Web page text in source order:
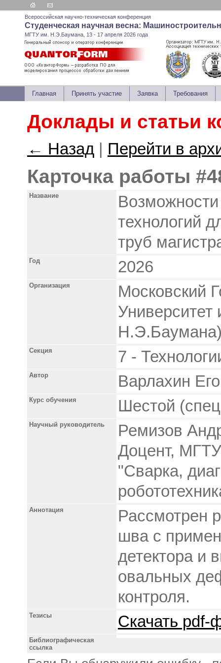
Всероссийская научно-техническая конференция
Студенческая научная весна:
МГТУ им. Н.Э.Баумана, 13 - 17 апреля 2026 года
Главная Принять участие Заявка Требования
Доклады и статьи
← Назад Перейти в
Карточка работы
Название
технологий
труб
Год 2026
Организация
Московский
Секция 7 -
Автор Варлахин
Курс обучения Шестой
Научный руководитель
Ремизов
Доцент,
"Сварка,
Аннотация
Рассмотрен
шва с
детектора и
овальных
контроля.
Тезисы Скачать pdf-
Библиографическая
ссылка